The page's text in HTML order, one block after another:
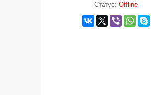
Статус: Offline